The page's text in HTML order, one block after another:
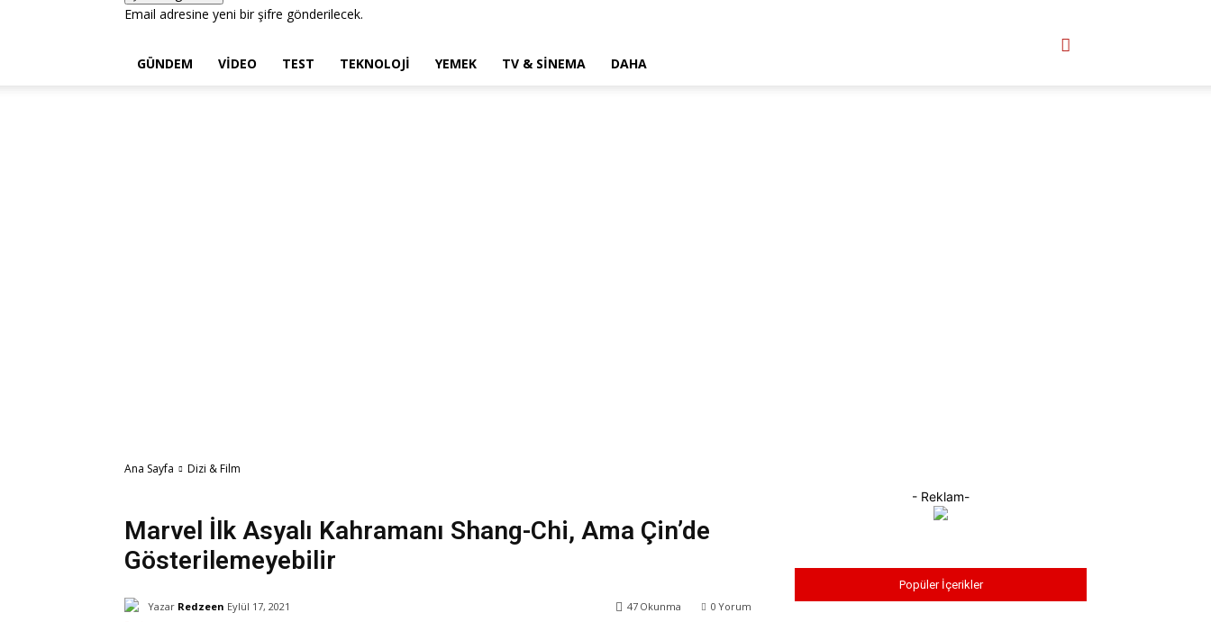
Email adresine yeni bir şifre gönderilecek.
GÜNDEM VIDEO TEST TEKNOLOJI YEMEK TV & SINEMA DAHA
Ana Sayfa Dizi & Film
Marvel İlk Asyalı Kahramanı Shang-Chi, Ama Çin’de
Gösterilemeyebilir
Yazar Redzeen Eylül 17, 2021 0 Yorum
47 Okunma
- Reklam-
Popüler İçerikler